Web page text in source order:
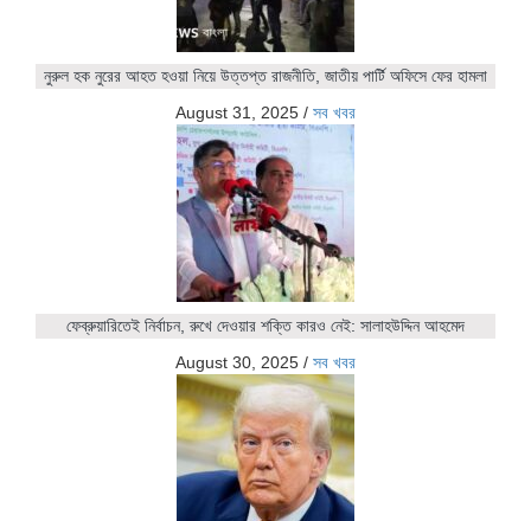
নুরুল হক নুরের আহত হওয়া নিয়ে উত্তপ্ত রাজনীতি, জাতীয় পার্টি অফিসে ফের হামলা
August 31, 2025 / সব খবর
ফেব্রুয়ারিতেই নির্বাচন, রুখে দেওয়ার শক্তি কারও নেই: সালাহউদ্দিন আহমেদ
August 30, 2025 / সব খবর